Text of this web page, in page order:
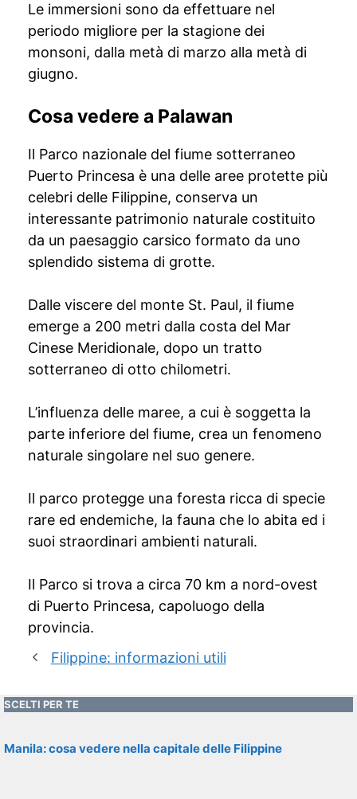
Le immersioni sono da effettuare nel
periodo migliore per la stagione dei
monsoni, dalla metà di marzo alla metà di
giugno.
Cosa vedere a Palawan
Il Parco nazionale del fiume sotterraneo
Puerto Princesa è una delle aree protette più
celebri delle Filippine, conserva un
interessante patrimonio naturale costituito
da un paesaggio carsico formato da uno
splendido sistema di grotte.
Dalle viscere del monte St. Paul, il fiume
emerge a 200 metri dalla costa del Mar
Cinese Meridionale, dopo un tratto
sotterraneo di otto chilometri.
L’influenza delle maree, a cui è soggetta la
parte inferiore del fiume, crea un fenomeno
naturale singolare nel suo genere.
Il parco protegge una foresta ricca di specie
rare ed endemiche, la fauna che lo abita ed i
suoi straordinari ambienti naturali.
Il Parco si trova a circa 70 km a nord-ovest
di Puerto Princesa, capoluogo della
provincia.
Filippine: informazioni utili
SCELTI PER TE
Manila: cosa vedere nella capitale delle Filippine